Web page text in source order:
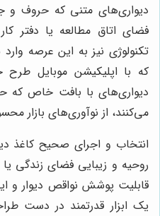
دیواری‌های متنی که حروف و
فضای اتاق مطالعه یا دفتر
تکنولوژی نیز به این عرصه
که با اپلیکیشن موبایل طرح
دیواری‌های با بافت خاص که
می‌کنند، از نوآوری‌های بازار
انتخاب و اجرای صحیح کاغذ
روحیه و زیبایی فضای زندگی
قابلیت پوشش نواقص دیوار و
یک ابزار قدرتمند در دست